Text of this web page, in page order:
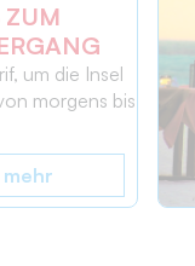
ZUM
um die Insel
morgens bis
mehr